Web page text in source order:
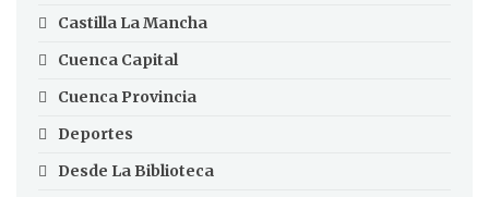
Castilla La Mancha
Cuenca Capital
Cuenca Provincia
Deportes
Desde La Biblioteca